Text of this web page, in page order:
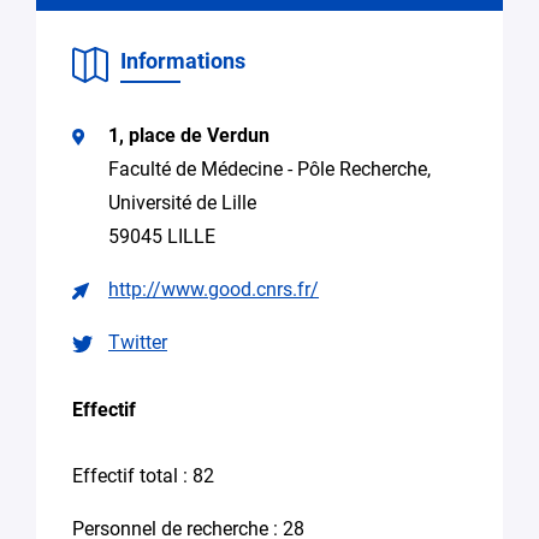
collaboration
recherche
à un
Recherche
pour
thèse
Candidature
préciser
besoin
Informations
1, place de Verdun
Faculté de Médecine - Pôle Recherche,
Université de Lille
59045 LILLE
http://www.good.cnrs.fr/
Twitter
Effectif
Effectif total : 82
Personnel de recherche : 28